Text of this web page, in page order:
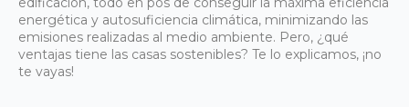
energética y autosuficiencia climática, minimizando las
emisiones realizadas al medio ambiente. Pero, ¿qué
ventajas tiene las casas sostenibles? Te lo explicamos, ¡no
te vayas!